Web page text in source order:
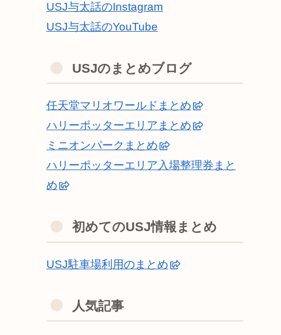
USJ与太話のInstagram
USJ与太話のYouTube
USJのまとめブログ
任天堂マリオワールドまとめ
ハリーポッターエリアまとめ
ミニオンパークまとめ
ハリーポッターエリア入場整理券まと
め
初めてのUSJ情報まとめ
USJ駐車場利用のまとめ
人気記事